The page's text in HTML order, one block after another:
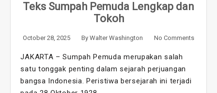
Teks Sumpah Pemuda Lengkap dan
Tokoh
October 28, 2025 By Walter Washington No Comments
JAKARTA – Sumpah Pemuda merupakan salah
satu tonggak penting dalam sejarah perjuangan
bangsa Indonesia. Peristiwa bersejarah ini terjadi